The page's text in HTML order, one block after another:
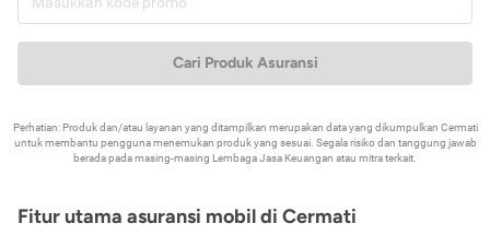
Cari Produk Asuransi
Perhatian: Produk dan/atau layanan yang ditampilkan merupakan data yang dikumpulkan Cermati
untuk membantu pengguna menemukan produk yang sesuai. Segala risiko dan tanggung jawab
berada pada masing-masing Lembaga Jasa Keuangan atau mitra terkait.
Fitur utama asuransi mobil di Cermati